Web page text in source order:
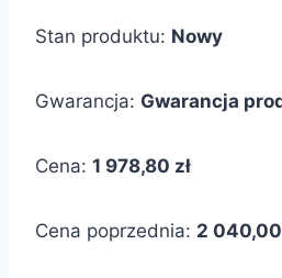
Stan produktu: Nowy
Gwarancja: Gwarancja
Cena: 1 978,80 zł
Cena poprzednia: 2 040,00